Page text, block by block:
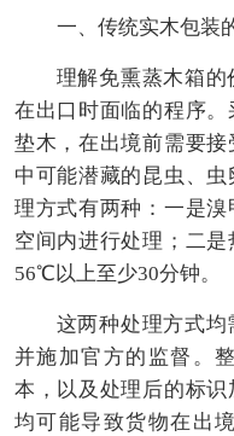
一、传统实木包装
理解免熏蒸木箱
在出口时面临的程序
垫木，在出境前需要
中可能潜藏的昆虫、
理方式有两种：一是
空间内进行处理；二
56℃以上至少30分钟。
这两种处理方式均
并施加官方的监督。
本，以及处理后的标识
均可能导致货物在出